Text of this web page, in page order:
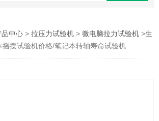
品中心 >拉压力试验机 >微电脑拉力试验机 >生
摇摆试验机价格/笔记本转轴寿命试验机